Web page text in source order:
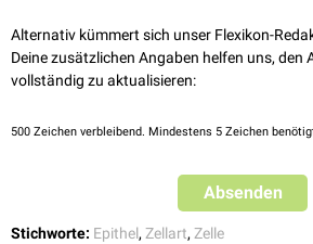
Alternativ kümmert sich unser Flexikon-
Deine zusätzlichen Angaben helfen uns, den
vollständig zu aktualisieren:
500 Zeichen verbleibend. Mindestens 5 Zeichen
Absenden
Stichworte: Epithel, Zellart, Zelle